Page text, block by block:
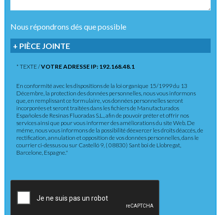
Nous répondrons dés que possible
+ PIÈCE JOINTE
* TEXTE /VOTRE ADRESSE IP: 192.168.48.1
En conformité avec les dispositions de la loi organique 15/1999 du 13
Décembre, la protection des données personnelles, nous vous informons
que, en remplissant ce formulaire, vos données personnelles seront
incorporées et seront traitées dans les fichiers de Manufacturados
Españoles de Resinas Fluoradas S.L., afin de pouvoir préter et offrir nos
services ainsi que pour vous informer des améliorations du site Web. De
méme, nous vous informons de la possibilité déexercer les droits déaccés, de
rectification, annulation et opposition de vos données personnelles, dans le
courrier ci-dessus ou sur Castelló 9, ( 08830) Sant boi de Llobregat,
Barcelone, Espagne."